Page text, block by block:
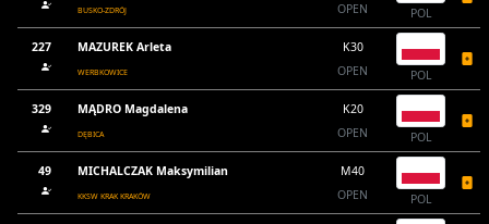
BUSKO-ZDRÓJ
OPEN
POL
227 MAZUREK Arleta
WERBKOWICE
K30
OPEN
POL
329 MĄDRO Magdalena
DĘBICA
K20
OPEN
POL
49 MICHALCZAK Maksymilian
KKSW KRAK KRAKÓW
M40
OPEN
POL